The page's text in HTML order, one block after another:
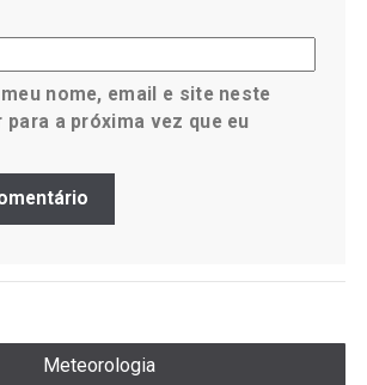
nome, email e site neste
para a próxima vez que eu
Meteorologia